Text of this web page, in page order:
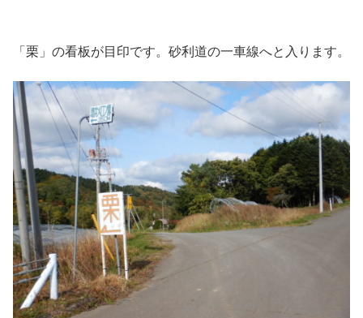
「栗」の看板が目印です。砂利道の一車線へと入ります。